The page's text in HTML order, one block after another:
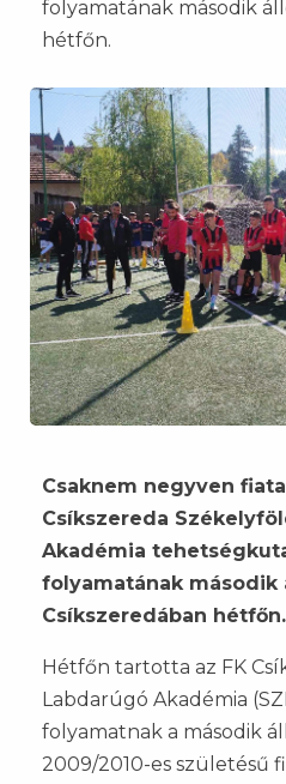
folyamatának második
hétfőn.
Csaknem negyven
Csíkszereda
Akadémia
folyamatának második
Csíkszeredában hétfőn.
Hétfőn tartotta az FK
Labdarúgó Akadémia
folyamatnak a második
2009/2010-es születésű